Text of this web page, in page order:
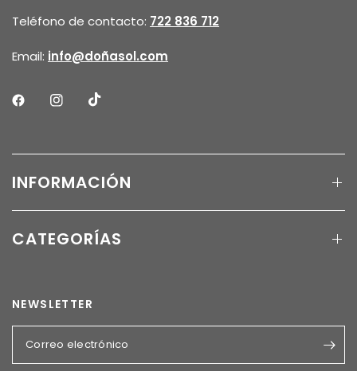
Teléfono de contacto: 722 836 712
Email: info@doñasol.com
INFORMACIÓN
CATEGORÍAS
NEWSLETTER
Correo electrónico